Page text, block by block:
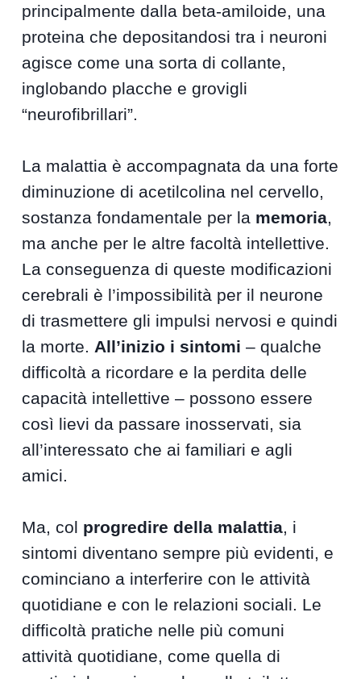
principalmente dalla beta-amiloide, una
proteina che depositandosi tra i neuroni
agisce come una sorta di collante,
inglobando placche e grovigli
“neurofibrillari”.
La malattia è accompagnata da una forte
diminuzione di acetilcolina nel cervello,
sostanza fondamentale per la memoria,
ma anche per le altre facoltà intellettive.
La conseguenza di queste modificazioni
cerebrali è l’impossibilità per il neurone
di trasmettere gli impulsi nervosi e quindi
la morte. All’inizio i sintomi – qualche
difficoltà a ricordare e la perdita delle
capacità intellettive – possono essere
così lievi da passare inosservati, sia
all’interessato che ai familiari e agli
amici.
Ma, col progredire della malattia, i
sintomi diventano sempre più evidenti, e
cominciano a interferire con le attività
quotidiane e con le relazioni sociali. Le
difficoltà pratiche nelle più comuni
attività quotidiane, come quella di